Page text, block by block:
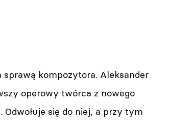
kompozytora. Aleksander
operowy twórca z nowego
się do niej, a przy tym